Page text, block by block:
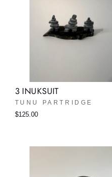
3 INUKSUIT
TUNU PARTRIDGE
$125.00